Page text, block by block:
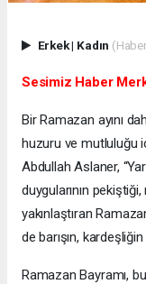
Erkek| Kadın
Sesimiz Haber
Bir Ramazan ayını
huzuru ve mutluluğu
Abdullah Aslaner,
duygularının
yakınlaştıran
de barışın,
Ramazan Bayramı,